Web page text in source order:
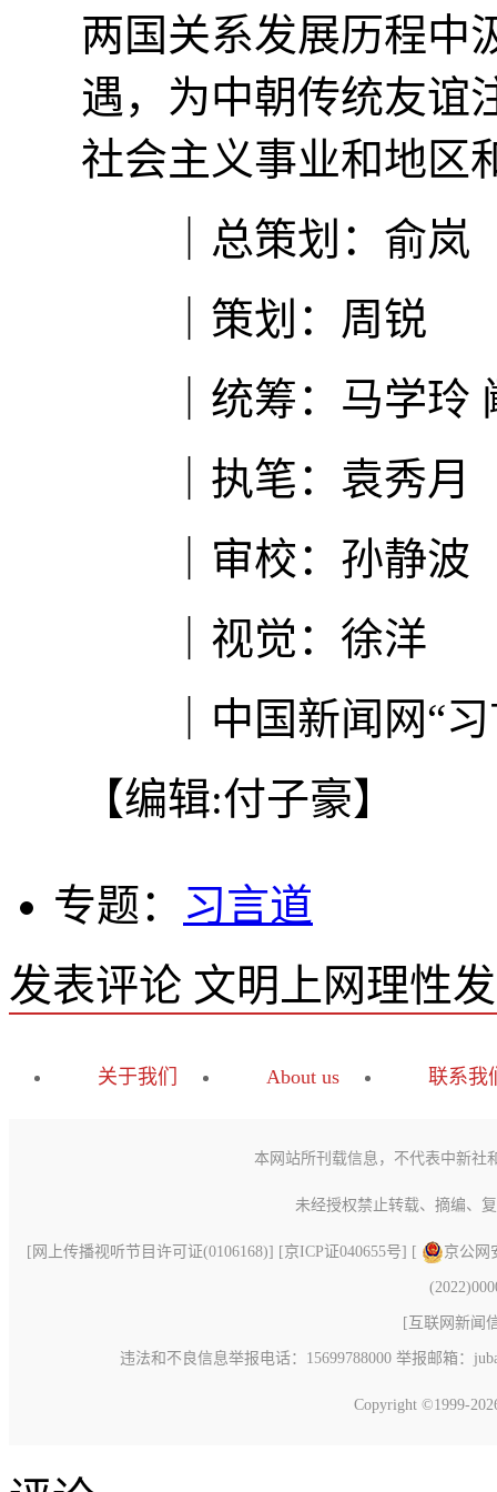
两国关系发展历程中
遇，为中朝传统友谊
社会主义事业和地区
｜总策划：俞岚
｜策划：周锐
｜统筹：马学玲
｜执笔：袁秀月
｜审校：孙静波
｜视觉：徐洋
｜中国新闻网“习
【编辑:付子豪】
专题： 习言道
发表评论 文明上网理性
关于我们 About us 联系我
本网站所刊载信息，不代表中新社
未经授权禁止转载、摘编、
[ 网上传播视听节目许可证(0106168)] [京ICP证040655号] [ 京公网
[ 互联网新闻
违法和不良信息举报电话：15699788000 举报邮箱：
Copyright ©1999-